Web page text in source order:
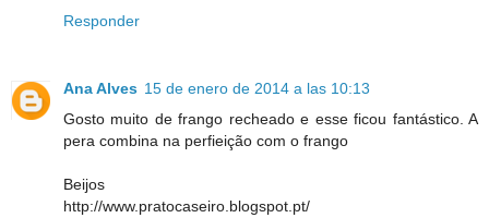
Responder
Ana Alves 15 de enero de 2014 a las 10:13
Gosto muito de frango recheado e esse ficou fantástico. A
pera combina na perfieição com o frango
Beijos
http://www.pratocaseiro.blogspot.pt/